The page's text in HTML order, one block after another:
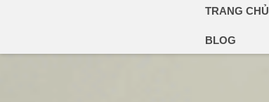
TRANG CHỦ
BLOG